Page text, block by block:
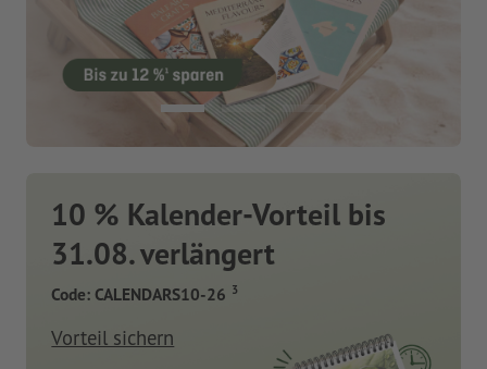
10 % Kalender-Vorteil bis
31.08. verlängert
Code: CALENDARS10-26 3
Vorteil sichern